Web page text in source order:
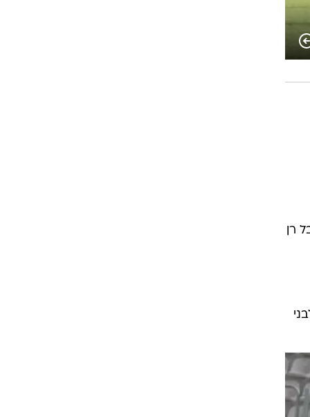
שבעט חזק מ-16 מטר, אבל רן
הקשר העביר רוחב לג'וד נוורו שמול שער ריק דחק פנימה. 0:1 לבני